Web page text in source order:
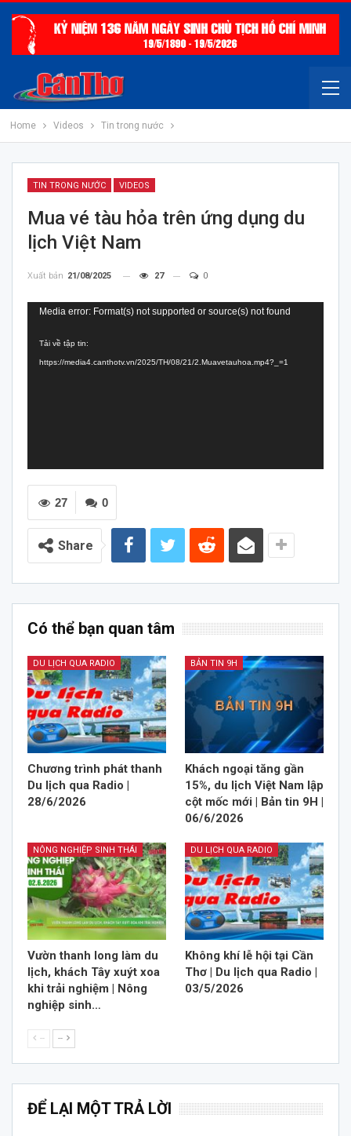
Home Videos Tin trong nước
TIN TRONG NƯỚC VIDEOS
Mua vé tàu hỏa trên ứng dụng du
lịch Việt Nam
Xuất bản 21/08/2025 27 0
Trình
Video
Media error: Format(s) not supported or source(s) not found
Tải về tập tin:
https://media4.canthotv.vn/2025/TH/08/21/2.Muavetauhoa.mp4?_=1
0
27
Share
Có thể bạn quan tâm
DU LỊCH QUA RADIO
Chương trình phát thanh
Du lịch qua Radio |
28/6/2026
BẢN TIN 9H
Khách ngoại tăng gần
15%, du lịch Việt Nam lập
cột mốc mới | Bản tin 9H |
06/6/2026
NÔNG NGHIỆP SINH THÁI
Vườn thanh long làm du
lịch, khách Tây xuýt xoa
khi trải nghiệm | Nông
nghiệp sinh…
DU LỊCH QUA RADIO
Không khí lễ hội tại Cần
Thơ | Du lịch qua Radio |
03/5/2026
-- --
ĐỂ LẠI MỘT TRẢ LỜI